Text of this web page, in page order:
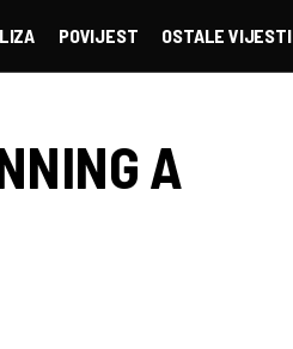
POVIJEST OSTALE VIJESTI
A